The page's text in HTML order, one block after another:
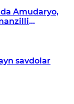
Amudaryo,
savdolar